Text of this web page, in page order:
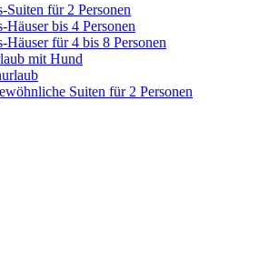
Suiten für 2 Personen
Häuser bis 4 Personen
Häuser für 4 bis 8 Personen
mit Hund
Suiten für 2 Personen